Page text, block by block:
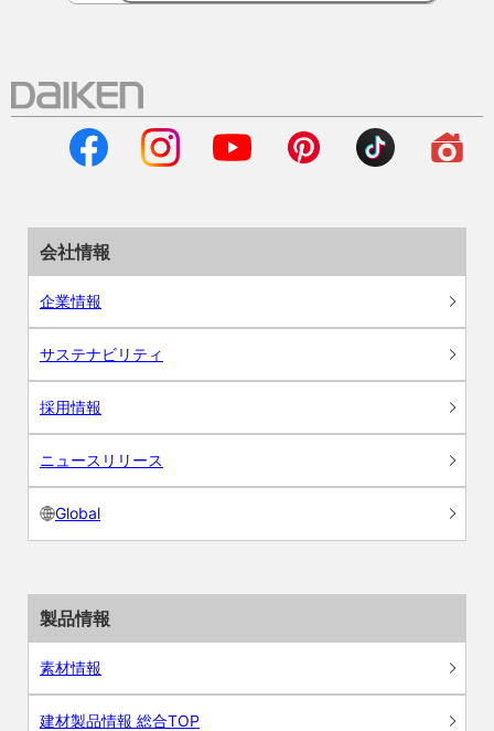
会社情報
企業情報
サステナビリティ
採用情報
ニュースリリース
Global
製品情報
素材情報
建材製品情報 総合TOP